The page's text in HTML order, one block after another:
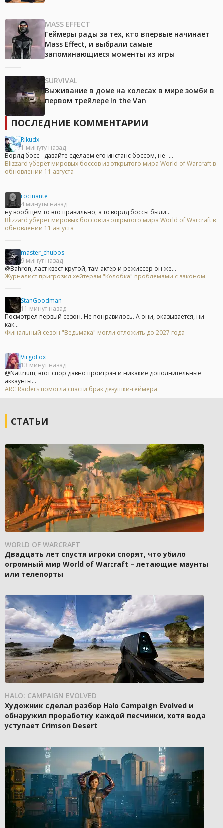
MASS EFFECT
Геймеры рады за тех, кто впервые начинает
Mass Effect, и выбрали самые
запоминающиеся моменты из игры
SURVIVAL
Выживание в доме на колесах в мире зомби в
первом трейлере In the Van
ПОСЛЕДНИЕ КОММЕНТАРИИ
Rikudx
1 минуту назад
Ворлд босс - давайте сделаем его инстанс боссом, не -...
Blizzard уберёт мировых боссов из открытого мира World of Warcraft в
обновлении 11 августа
rocinante
4 минуты назад
ну вообщем то это правильно, а то ворлд боссы были...
Blizzard уберёт мировых боссов из открытого мира World of Warcraft в
обновлении 11 августа
master_chubos
9 минут назад
@Bahron, ласт квест крутой, там актер и режиссер он же...
Журналист пригрозил хейтерам "Колобка" проблемами с законом
StanGoodman
11 минут назад
Посмотрел первый сезон. Не понравилось. А они, оказывается, ни
как...
Финальный сезон "Ведьмака" могли отложить до 2027 года
VirgoFox
13 минут назад
@Nattrium, этот спор давно проигран и никакие дополнительные
аккаунты...
ARC Raiders помогла спасти брак девушки-геймера
СТАТЬИ
WORLD OF WARCRAFT
Двадцать лет спустя игроки спорят, что убило
огромный мир World of Warcraft – летающие маунты
или телепорты
HALO: CAMPAIGN EVOLVED
Художник сделал разбор Halo Campaign Evolved и
обнаружил проработку каждой песчинки, хотя вода
уступает Crimson Desert